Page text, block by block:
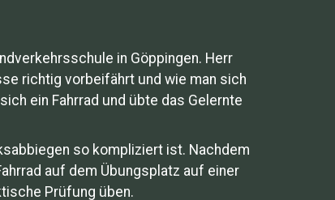
in Göppingen. Herr
richtig vorbeifährt und wie man sich
ein Fahrrad und übte das Gelernte
so kompliziert ist. Nachdem
auf dem Übungsplatz auf einer
Prüfung üben.